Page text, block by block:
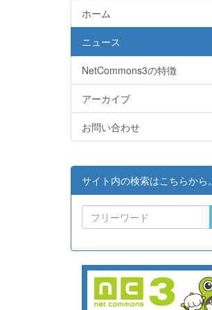
ホーム
ニュース
NetCommons3の特徴
アーカイブ
お問い合わせ
サイト内の検索はこちらから。